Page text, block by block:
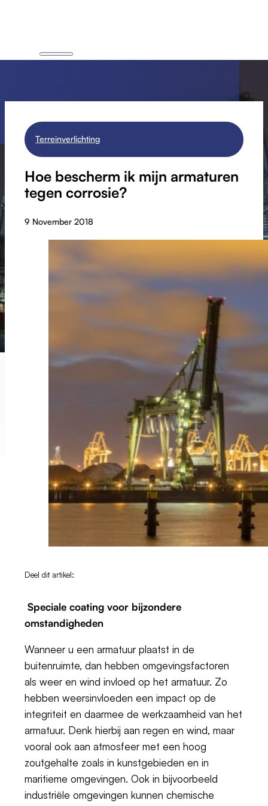
Terreinverlichting
Hoe bescherm ik mijn armaturen
tegen corrosie?
9 November 2018
Deel dit artikel:
Speciale coating voor bijzondere
omstandigheden
Wanneer u een armatuur plaatst in de
buitenruimte, dan hebben omgevingsfactoren
als weer en wind invloed op het armatuur. Zo
hebben weersinvloeden een impact op de
integriteit en daarmee de werkzaamheid van het
armatuur. Denk hierbij aan regen en wind, maar
vooral ook aan atmosfeer met een hoog
zoutgehalte zoals in kunstgebieden en in
maritieme omgevingen. Ook in bijvoorbeeld
industriële omgevingen kunnen chemische